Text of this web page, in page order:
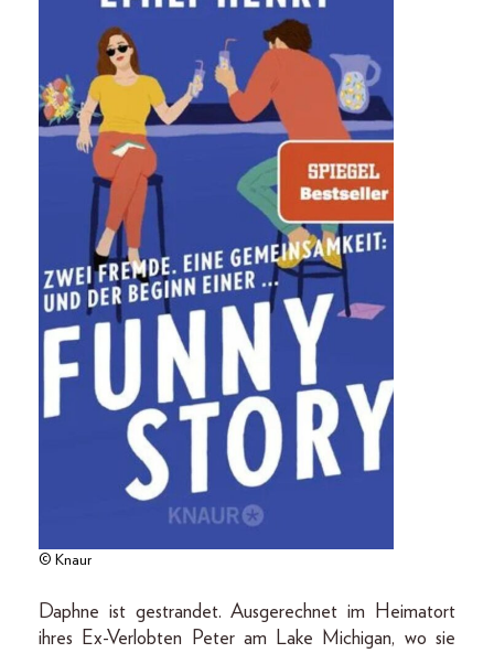
© Knaur
Daphne ist gestrandet. Ausgerechnet im Heimatort
ihres Ex-Verlobten Peter am Lake Michigan, wo sie